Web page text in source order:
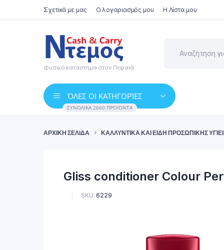
Σχετικά με μας Ο λογαριασμός μου Η Λίστα μου
Φυσικό κατάστημα στον Πειραιά
ΌΛΕΣ ΟΙ ΚΑΤΗΓΟΡΊΕΣ
ΣΥΝΟΛΙΚΆ 2660 ΠΡΟΪΌΝΤΑ
ΑΡΧΙΚΉ ΣΕΛΊΔΑ ΚΑΛΛΥΝΤΙΚΆ ΚΑΙ ΕΊΔΗ ΠΡΟΣΩΠΙΚΉΣ
Gliss conditioner Colour
SKU: 6229